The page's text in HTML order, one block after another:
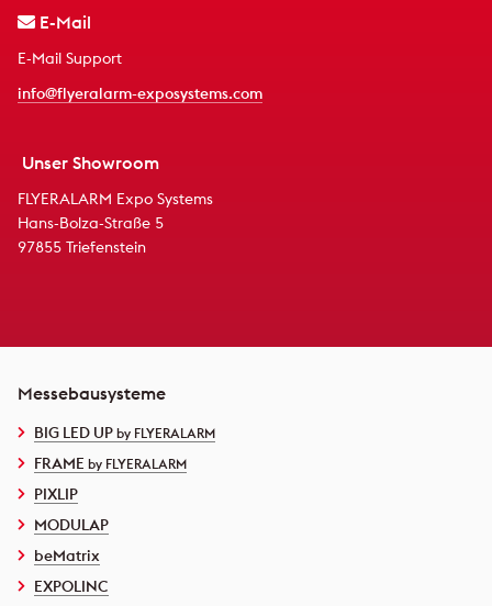
E-Mail
E-Mail Support
info@flyeralarm-exposystems.com
Unser Showroom
FLYERALARM Expo Systems
Hans-Bolza-Straße 5
97855 Triefenstein
Messebausysteme
BIG LED UP by FLYERALARM
FRAME by FLYERALARM
PIXLIP
MODULAP
beMatrix
EXPOLINC